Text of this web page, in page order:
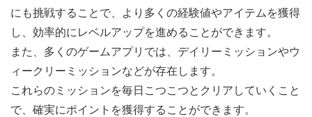
にも挑戦することで、より多くの経験値やアイテムを獲得
し、効率的にレベルアップを進めることができます。
また、多くのゲームアプリでは、デイリーミッションやウ
ィークリーミッションなどが存在します。
これらのミッションを毎日こつこつとクリアしていくこと
で、確実にポイントを獲得することができます。